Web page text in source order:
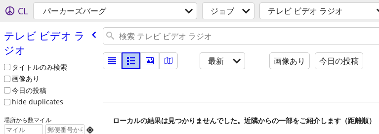
CL パーカーズバーグ ジョブ テレビ ビデオ ラジオ
テレビ ビデオ ラ
ジオ
タイトルのみ検索
画像あり
今日の投稿
hide duplicates
場所から数マイル

最新 画像あり 今日の投稿
ローカルの結果は見つかりませんでした。近隣からの一部をご紹介します（距離順）